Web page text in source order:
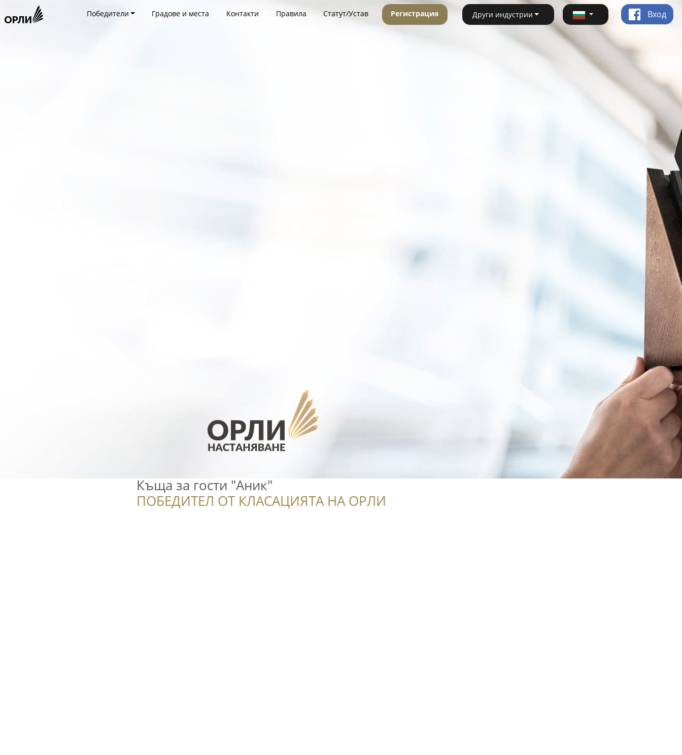
Победители Градове и места Контакти Правила Статут/Устав Регистрация Други индустрии Вход
Къща за гости "Аник"
ПОБЕДИТЕЛ ОТ КЛАСАЦИЯТА НА ОРЛИ